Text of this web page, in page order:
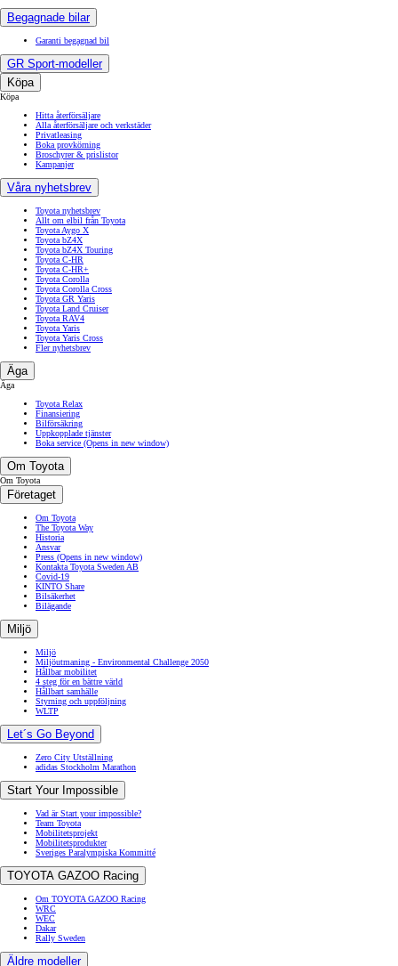
Begagnade bilar
Garanti begagnad bil
GR Sport-modeller
Köpa
Köpa
Hitta återförsäljare
Alla återförsäljare och verkstäder
Privatleasing
Boka provkörning
Broschyrer & prislistor
Kampanjer
Våra nyhetsbrev
Toyota nyhetsbrev
Allt om elbil från Toyota
Toyota Aygo X
Toyota bZ4X
Toyota bZ4X Touring
Toyota C-HR
Toyota C-HR+
Toyota Corolla
Toyota Corolla Cross
Toyota GR Yaris
Toyota Land Cruiser
Toyota RAV4
Toyota Yaris
Toyota Yaris Cross
Fler nyhetsbrev
Äga
Äga
Toyota Relax
Finansiering
Bilförsäkring
Uppkopplade tjänster
Boka service (Opens in new window)
Om Toyota
Om Toyota
Företaget
Om Toyota
The Toyota Way
Historia
Ansvar
Press (Opens in new window)
Kontakta Toyota Sweden AB
Covid-19
KINTO Share
Bilsäkerhet
Bilägande
Miljö
Miljö
Miljöutmaning - Environmental Challenge 2050
Hållbar mobilitet
4 steg för en bättre värld
Hållbart samhälle
Styrning och uppföljning
WLTP
Let´s Go Beyond
Zero City Utställning
adidas Stockholm Marathon
Start Your Impossible
Vad är Start your impossible?
Team Toyota
Mobilitetsprojekt
Mobilitetsprodukter
Sveriges Paralympiska Kommitté
TOYOTA GAZOO Racing
Om TOYOTA GAZOO Racing
WRC
WEC
Dakar
Rally Sweden
Äldre modeller